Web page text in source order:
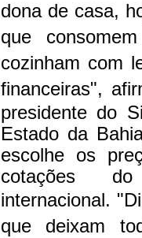
dona de casa,
que
cozinham com
financeiras",
presidente do
Estado da
escolhe os
cotações
internacional.
que deixam